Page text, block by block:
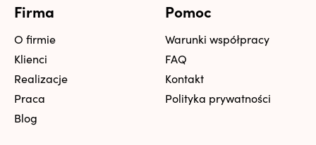
Firma
O firmie
Klienci
Realizacje
Praca
Blog
Pomoc
Warunki współpracy
FAQ
Kontakt
Polityka prywatności